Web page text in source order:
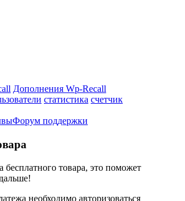
Дополнения Wp-Recall
статистика счетчик
Форум поддержки
бесплатного товара, это поможет
необходимо авторизоваться